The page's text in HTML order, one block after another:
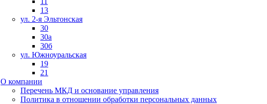
13
ул. 2-я Эльтонская
30
30a
30б
ул. Южноуральская
19
21
О компании
Перечень МКД и основание управления
Политика в отношении обработки персональных данных